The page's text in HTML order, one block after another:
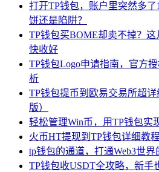
打开TP钱包，账户里突然多
饼还是陷阱？
TP钱包买BOME却卖不掉？
快收好
TP钱包Logo申请指南，官方
析
TP钱包提币到欧易交易所超
版）
轻松管理Win币，用TP钱包实
火币HT提现到TP钱包详细教
tp钱包的通道，打通Web3世界
TP钱包收USDT全攻略，新手